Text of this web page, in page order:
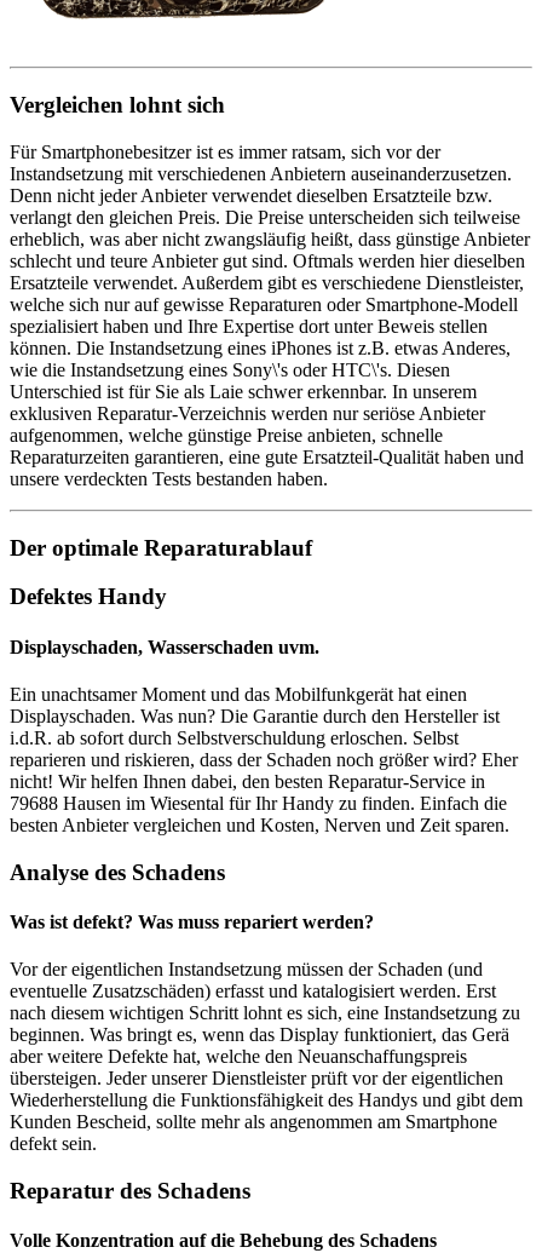
Vergleichen lohnt sich
Für Smartphonebesitzer ist es immer ratsam, sich vor der
Instandsetzung mit verschiedenen Anbietern auseinanderzusetzen.
Denn nicht jeder Anbieter verwendet dieselben Ersatzteile bzw.
verlangt den gleichen Preis. Die Preise unterscheiden sich teilweise
erheblich, was aber nicht zwangsläufig heißt, dass günstige Anbieter
schlecht und teure Anbieter gut sind. Oftmals werden hier dieselben
Ersatzteile verwendet. Außerdem gibt es verschiedene Dienstleister,
welche sich nur auf gewisse Reparaturen oder Smartphone-Modell
spezialisiert haben und Ihre Expertise dort unter Beweis stellen
können. Die Instandsetzung eines iPhones ist z.B. etwas Anderes,
wie die Instandsetzung eines Sony\'s oder HTC\'s. Diesen
Unterschied ist für Sie als Laie schwer erkennbar. In unserem
exklusiven Reparatur-Verzeichnis werden nur seriöse Anbieter
aufgenommen, welche günstige Preise anbieten, schnelle
Reparaturzeiten garantieren, eine gute Ersatzteil-Qualität haben und
unsere verdeckten Tests bestanden haben.
Der optimale Reparaturablauf
Defektes Handy
Displayschaden, Wasserschaden uvm.
Ein unachtsamer Moment und das Mobilfunkgerät hat einen
Displayschaden. Was nun? Die Garantie durch den Hersteller ist
i.d.R. ab sofort durch Selbstverschuldung erloschen. Selbst
reparieren und riskieren, dass der Schaden noch größer wird? Eher
nicht! Wir helfen Ihnen dabei, den besten Reparatur-Service in
79688 Hausen im Wiesental für Ihr Handy zu finden. Einfach die
besten Anbieter vergleichen und Kosten, Nerven und Zeit sparen.
Analyse des Schadens
Was ist defekt? Was muss repariert werden?
Vor der eigentlichen Instandsetzung müssen der Schaden (und
eventuelle Zusatzschäden) erfasst und katalogisiert werden. Erst
nach diesem wichtigen Schritt lohnt es sich, eine Instandsetzung zu
beginnen. Was bringt es, wenn das Display funktioniert, das Gerä
aber weitere Defekte hat, welche den Neuanschaffungspreis
übersteigen. Jeder unserer Dienstleister prüft vor der eigentlichen
Wiederherstellung die Funktionsfähigkeit des Handys und gibt dem
Kunden Bescheid, sollte mehr als angenommen am Smartphone
defekt sein.
Reparatur des Schadens
Volle Konzentration auf die Behebung des Schadens